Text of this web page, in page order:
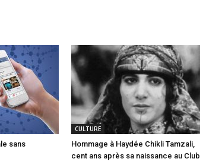
sans
CULTURE
Hommage à Haydée Chikli Tamzali,
cent ans après sa naissance au Club